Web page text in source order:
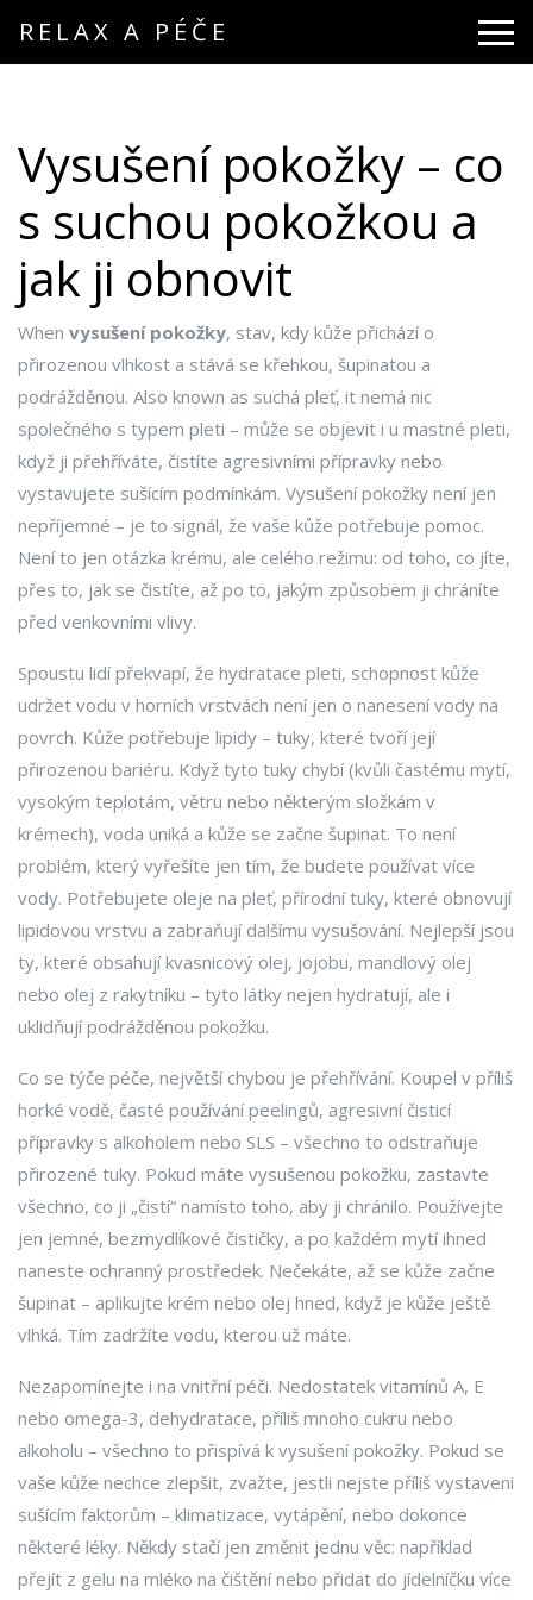
RELAX A PÉČE
Vysušení pokožky – co
s suchou pokožkou a
jak ji obnovit
When vysušení pokožky, stav, kdy kůže přichází o
přirozenou vlhkost a stává se křehkou, šupinatou a
podrážděnou. Also known as suchá pleť, it nemá nic
společného s typem pleti – může se objevit i u mastné pleti,
když ji přehříváte, čistíte agresivními přípravky nebo
vystavujete sušícím podmínkám. Vysušení pokožky není jen
nepříjemné – je to signál, že vaše kůže potřebuje pomoc.
Není to jen otázka krému, ale celého režimu: od toho, co jíte,
přes to, jak se čistíte, až po to, jakým způsobem ji chráníte
před venkovními vlivy.
Spoustu lidí překvapí, že hydratace pleti, schopnost kůže
udržet vodu v horních vrstvách není jen o nanesení vody na
povrch. Kůže potřebuje lipidy – tuky, které tvoří její
přirozenou bariéru. Když tyto tuky chybí (kvůli častému mytí,
vysokým teplotám, větru nebo některým složkám v
krémech), voda uniká a kůže se začne šupinat. To není
problém, který vyřešíte jen tím, že budete používat více
vody. Potřebujete oleje na pleť, přírodní tuky, které obnovují
lipidovou vrstvu a zabraňují dalšímu vysušování. Nejlepší jsou
ty, které obsahují kvasnicový olej, jojobu, mandlový olej
nebo olej z rakytníku – tyto látky nejen hydratují, ale i
uklidňují podrážděnou pokožku.
Co se týče péče, největší chybou je přehřívání. Koupel v příliš
horké vodě, časté používání peelingů, agresivní čisticí
přípravky s alkoholem nebo SLS – všechno to odstraňuje
přirozené tuky. Pokud máte vysušenou pokožku, zastavte
všechno, co ji „čistí“ namísto toho, aby ji chránilo. Používejte
jen jemné, bezmydlíkové čističky, a po každém mytí ihned
naneste ochranný prostředek. Nečekáte, až se kůže začne
šupinat – aplikujte krém nebo olej hned, když je kůže ještě
vlhká. Tím zadržíte vodu, kterou už máte.
Nezapomínejte i na vnitřní péči. Nedostatek vitamínů A, E
nebo omega-3, dehydratace, příliš mnoho cukru nebo
alkoholu – všechno to přispívá k vysušení pokožky. Pokud se
vaše kůže nechce zlepšit, zvažte, jestli nejste příliš vystaveni
sušícím faktorům – klimatizace, vytápění, nebo dokonce
některé léky. Někdy stačí jen změnit jednu věc: například
přejít z gelu na mléko na čištění nebo přidat do jídelníčku více